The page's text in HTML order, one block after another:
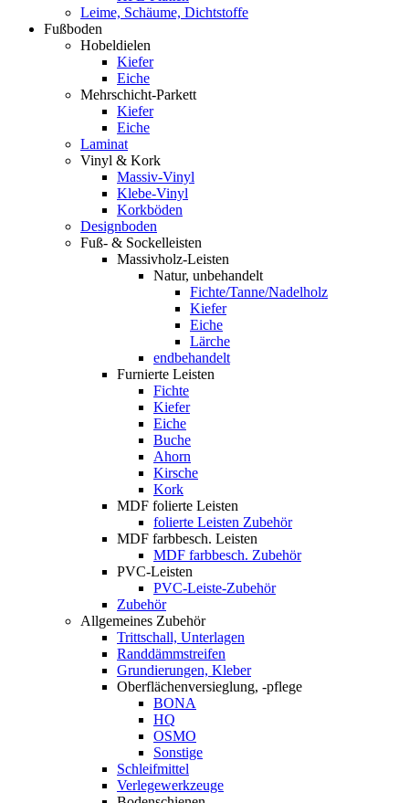
Leime, Schäume, Dichtstoffe
Fußboden
Hobeldielen
Kiefer
Eiche
Mehrschicht-Parkett
Kiefer
Eiche
Laminat
Vinyl & Kork
Massiv-Vinyl
Klebe-Vinyl
Korkböden
Designboden
Fuß- & Sockelleisten
Massivholz-Leisten
Natur, unbehandelt
Fichte/Tanne/Nadelholz
Kiefer
Eiche
Lärche
endbehandelt
Furnierte Leisten
Fichte
Kiefer
Eiche
Buche
Ahorn
Kirsche
Kork
MDF folierte Leisten
folierte Leisten Zubehör
MDF farbbesch. Leisten
MDF farbbesch. Zubehör
PVC-Leisten
PVC-Leiste-Zubehör
Zubehör
Allgemeines Zubehör
Trittschall, Unterlagen
Randdämmstreifen
Grundierungen, Kleber
Oberflächenversieglung, -pflege
BONA
HQ
OSMO
Sonstige
Schleifmittel
Verlegewerkzeuge